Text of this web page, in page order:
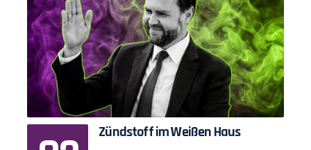
Zündstoff im Weißen Haus